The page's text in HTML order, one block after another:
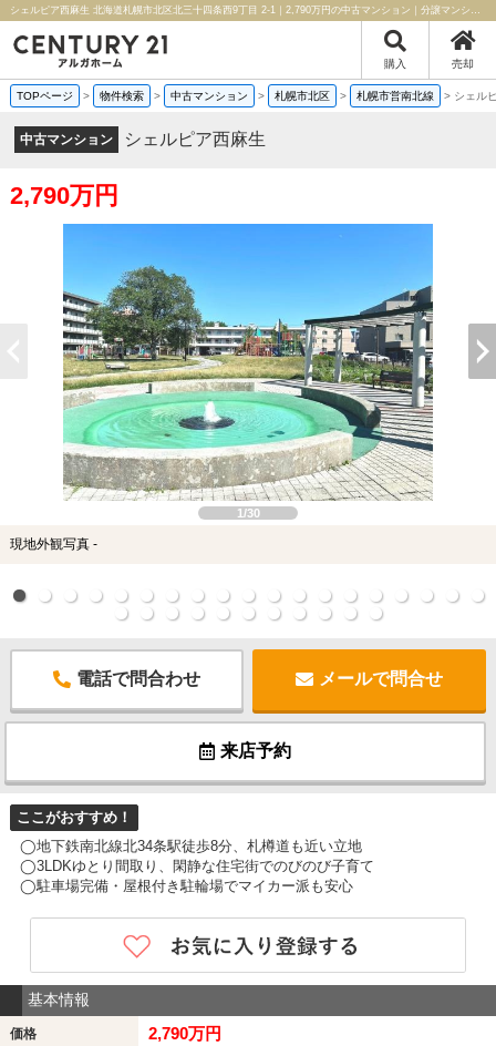
シェルピア西麻生 北海道札幌市北区北三十四条西9丁目 2-1｜2,790万円の中古マンション｜分譲マンション情報｜センチュリー21アルガホーム
購入 売却
TOPページ > 物件検索 > 中古マンション > 札幌市北区 > 札幌市営南北線 > シェル
中古マンション シェルピア西麻生
2,790万円
1/30
現地外観写真 -
電話で問合わせ メールで問合せ
来店予約
ここがおすすめ！
◯地下鉄南北線北34条駅徒歩8分、札樽道も近い立地
◯3LDKゆとり間取り、閑静な住宅街でのびのび子育て
◯駐車場完備・屋根付き駐輪場でマイカー派も安心
基本情報
価格 2,790万円